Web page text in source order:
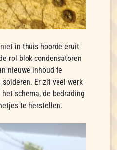
in thuis hoorde eruit
rol blok condensatoren
nieuwe inhoud te
Er zit veel werk
schema, de bedrading
te herstellen.